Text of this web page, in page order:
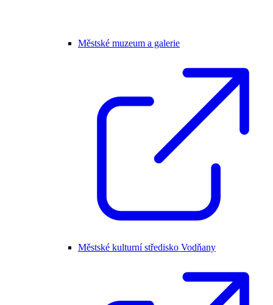
Městské muzeum a galerie
Městské kulturní středisko Vodňany